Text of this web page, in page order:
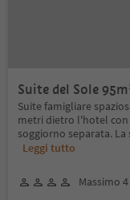
Suite del Sole
Suite famigliare
metri dietro l'hotel
soggiorno separata.
Leggi tutto
Massimo